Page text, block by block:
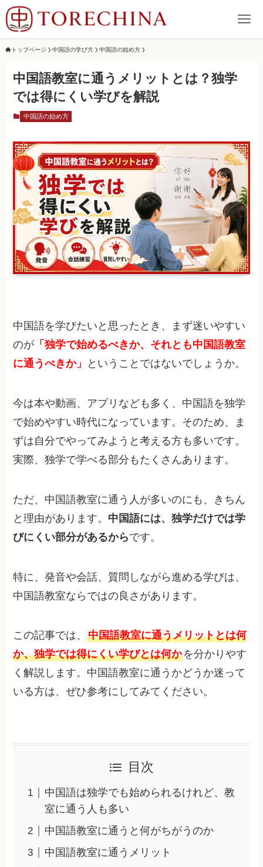
トップページ 中国語の学び方 中国語の始め方
中国語教室に通うメリットとは？独学
では得にくい学びを解説
中国語の始め方
中国語を学びたいと思ったとき、まず迷いやすい
のが 「独学で始めるべきか、それとも中国語教室
に通うべきか」
ということではないでしょうか。
今は本や動画、アプリなども多く、中国語を独学
で始めやすい時代になっています。そのため、ま
ずは自分でやってみようと考える方も多いです。
実際、独学で学べる部分もたくさんあります。
ただ、中国語教室に通う人が多いのにも、きちん
と理由があります。 中国語には、独学だけでは学
びにくい部分があるからです。
特に、発音や会話、質問しながら進める学びは、
中国語教室ならではの良さがあります。
この記事では、中国語教室に通うメリットとは何
か、独学では得にくい学びとは何かを分かりやす
く解説します。中国語教室に通うかどうか迷って
いる方は、ぜひ参考にしてみてください。
目次
中国語は独学でも始められるけれど、教
室に通う人も多い
中国語教室に通うと何がちがうのか
中国語教室に通うメリット